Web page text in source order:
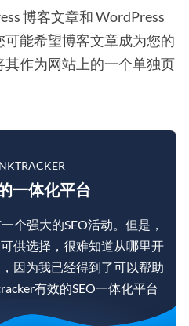
博客文章和 WordPress
能希望博客文章成为您的
作为网站上的一个单独页
一体化平台
个强大的SEO活动。但是，
供选择，很难知道从哪里开
因为我已经得到了可以帮助
有效的SEO一体化平台